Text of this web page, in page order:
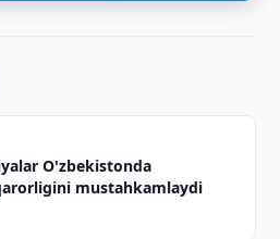
O'zbekistonda
mustahkamlaydi